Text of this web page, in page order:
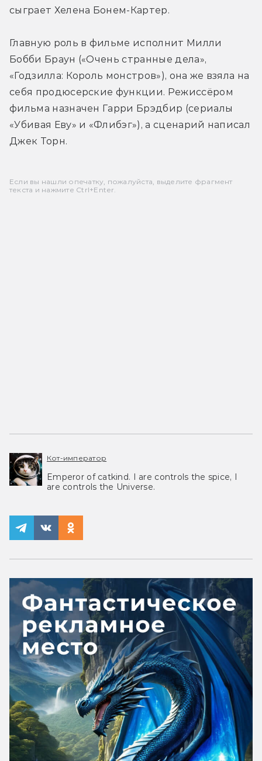
сыграет Хелена Бонем-Картер.
Главную роль в фильме исполнит Милли
Бобби Браун («Очень странные дела»,
«Годзилла: Король монстров»), она же взяла на
себя продюсерские функции. Режиссёром
фильма назначен Гарри Брэдбир (сериалы
«Убивая Еву» и «Флибэг»), а сценарий написал
Джек Торн.
Если вы нашли опечатку, пожалуйста, выделите фрагмент
текста и нажмите Ctrl+Enter.
Кот-император
Emperor of catkind. I are controls the spice, I
are controls the Universe.